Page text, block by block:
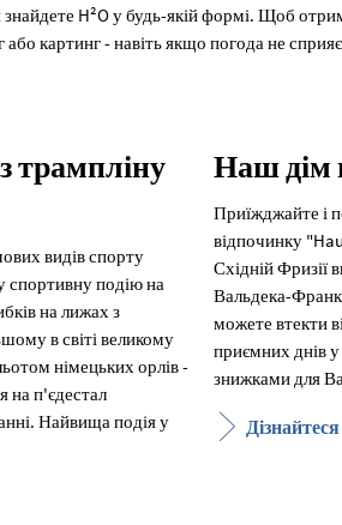
знайдете H²O у будь-якій формі. Щоб
або картинг - навіть якщо погода не
трампліну
видів спорту
спортивну подію на
на лижах з
в світі великому
німецьких орлів -
на п'єдестал
Найвища подія у
Наш дім
Приїжджайте і
відпочинку
Східній Фризії
Вальдека-
можете втекти
приємних днів у
знижками для